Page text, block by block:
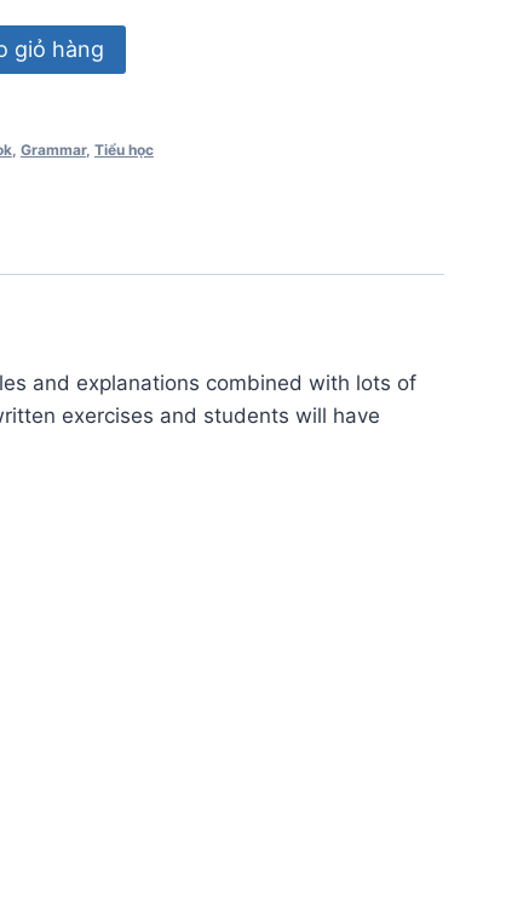
giỏ hàng
, Grammar, Tiểu học
and explanations combined with lots of
exercises and students will have